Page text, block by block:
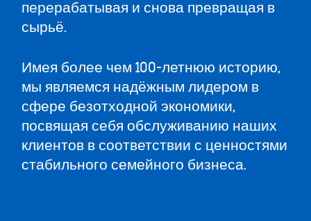
перерабатывая и снова превращая в
сырьё.
Имея более чем 100-летнюю историю,
мы являемся надёжным лидером в
сфере безотходной экономики,
посвящая себя обслуживанию наших
клиентов в соответствии с ценностями
стабильного семейного бизнеса.